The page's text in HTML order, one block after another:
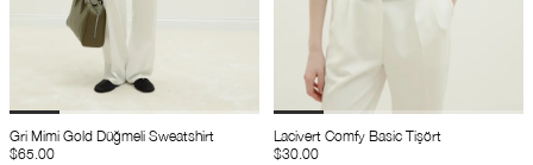
Gri Mimi Gold Düğmeli Sweatshirt
$65.00
Lacivert Comfy Basic Tişört
$30.00